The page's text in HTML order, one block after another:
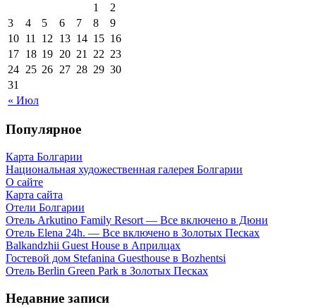
« Июл
1
2
3
4 5 6 7 8
9
10 11 12 13 14 15 16
17 18 19 20 21 22 23
24 25 26 27 28 29 30
31
Популярное
Карта Болгарии
Национальная художественная галерея Болгарии
О сайте
Карта сайта
Отели Болгарии
Отель Arkutino Family Resort — Все включено в Дюни
Отель Elena 24h. — Все включено в Золотых Песках
Balkandzhii Guest House в Априлцах
Гостевой дом Stefanina Guesthouse в Bozhentsi
Отель Berlin Green Park в Золотых Песках
Недавние записи